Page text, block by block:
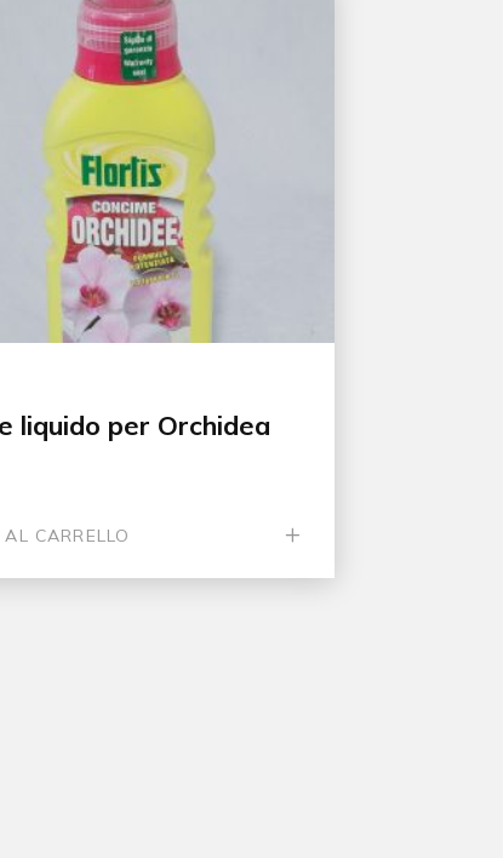
liquido per Orchidea
CARRELLO